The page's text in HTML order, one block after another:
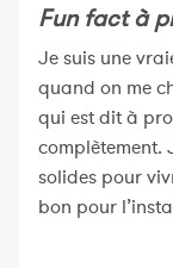
Fun fact à
Je suis une
quand on me
qui est dit à
complètement.
solides pour
bon pour